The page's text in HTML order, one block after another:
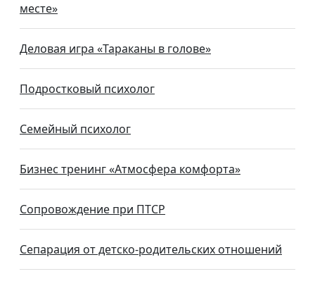
месте»
Деловая игра «Тараканы в голове»
Подростковый психолог
Семейный психолог
Бизнес тренинг «Атмосфера комфорта»
Сопровождение при ПТСР
Сепарация от детско-родительских отношений